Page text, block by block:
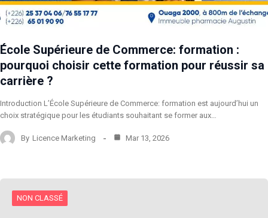
École Supérieure de Commerce: formation :
pourquoi choisir cette formation pour réussir sa
carrière ?
Introduction L’École Supérieure de Commerce: formation est aujourd’hui un
choix stratégique pour les étudiants souhaitant se former aux…
By Licence Marketing Mar 13, 2026
NON CLASSÉ